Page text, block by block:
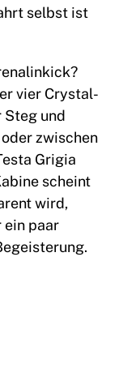
selbst ist
vier Crystal-
Steg und
zwischen
Grigia
scheint
wird,
ein paar